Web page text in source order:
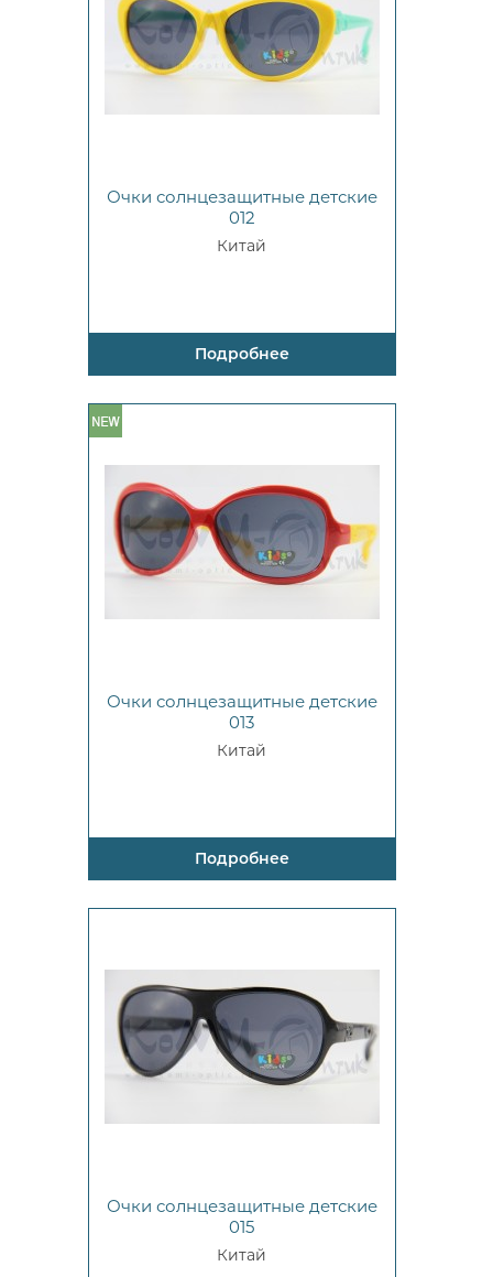
Очки солнцезащитные детские
012
Китай
Подробнее
Очки солнцезащитные детские
013
Китай
Подробнее
Очки солнцезащитные детские
015
Китай